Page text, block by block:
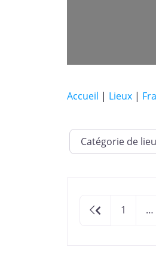
Accueil | Lieux |
Catégorie de lieu
Newer posts
1 …